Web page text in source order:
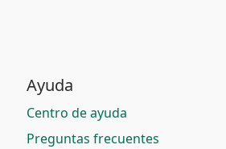
Ayuda
Centro de ayuda
Preguntas frecuentes